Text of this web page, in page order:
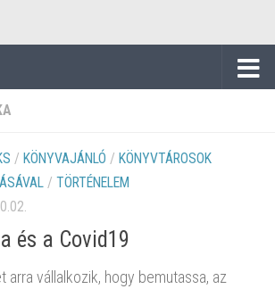
/ KÖNYVAJÁNLÓ / KÖNYVTÁROSOK
/ TÖRTÉNELEM
és a Covid19
arra vállalkozik, hogy bemutassa, az